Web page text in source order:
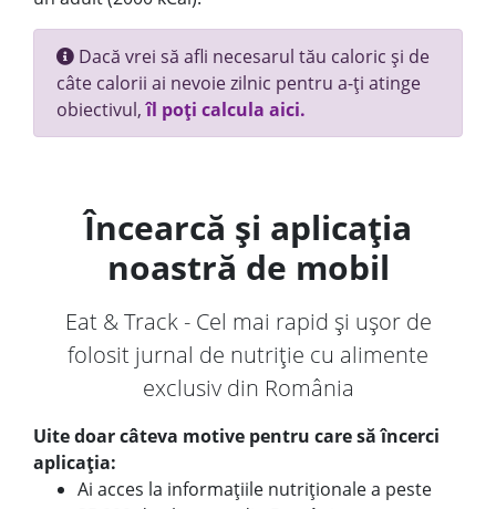
Dacă vrei să afli necesarul tău caloric și de
câte calorii ai nevoie zilnic pentru a-ți atinge
obiectivul,îl poți calcula aici.
Încearcă și aplicația
noastră de mobil
Eat & Track - Cel mai rapid și ușor de
folosit jurnal de nutriție cu alimente
exclusiv din România
Uite doar câteva motive pentru care să încerci
aplicația:
Ai acces la informațiile nutriționale a peste